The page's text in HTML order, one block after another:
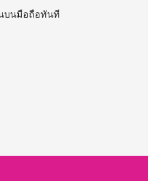
บนมือถือทันที